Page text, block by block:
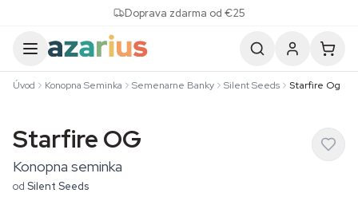
Doprava zdarma od €25
Úvod Konopna Seminka Semenarne Banky Silent Seeds Starfire Og
Starfire OG
Konopna seminka
od Silent Seeds